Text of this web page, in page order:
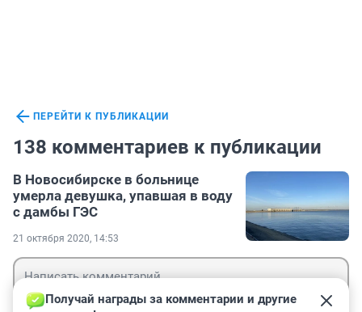
ПЕРЕЙТИ К ПУБЛИКАЦИИ
138 комментариев к публикации
В Новосибирске в больнице
умерла девушка, упавшая в воду
с дамбы ГЭС
21 октября 2020, 14:53
Получай награды за комментарии и другие